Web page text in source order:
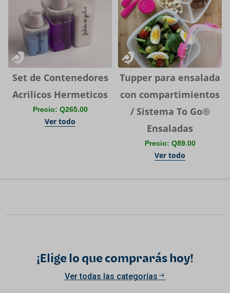
Set de Contenedores
Acrilicos Hermeticos
Precio: Q265.00
Ver todo
Tupper para ensalada
con compartimientos
/ Sistema To Go®
Ensaladas
Precio: Q89.00
Ver todo
¡Elige lo que comprarás hoy!
Ver todas las categorías